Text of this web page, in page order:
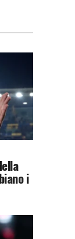
i